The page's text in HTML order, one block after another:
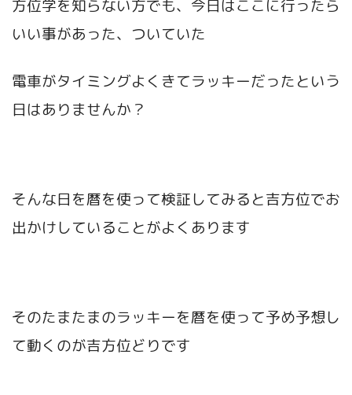
方位学を知らない方でも、今日はここに行ったら
いい事があった、ついていた
電車がタイミングよくきてラッキーだったという
日はありませんか？
そんな日を暦を使って検証してみると吉方位でお
出かけしていることがよくあります
そのたまたまのラッキーを暦を使って予め予想し
て動くのが吉方位どりです